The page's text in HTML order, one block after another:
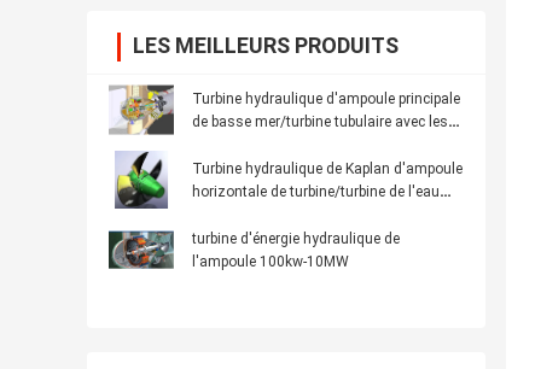
LES MEILLEURS PRODUITS
Turbine hydraulique d'ampoule principale
de basse mer/turbine tubulaire avec les
Turbine hydraulique de Kaplan d'ampoule
horizontale de turbine/turbine de l'eau
régulateur
turbine d'énergie hydraulique de
l'ampoule 100kw-10MW